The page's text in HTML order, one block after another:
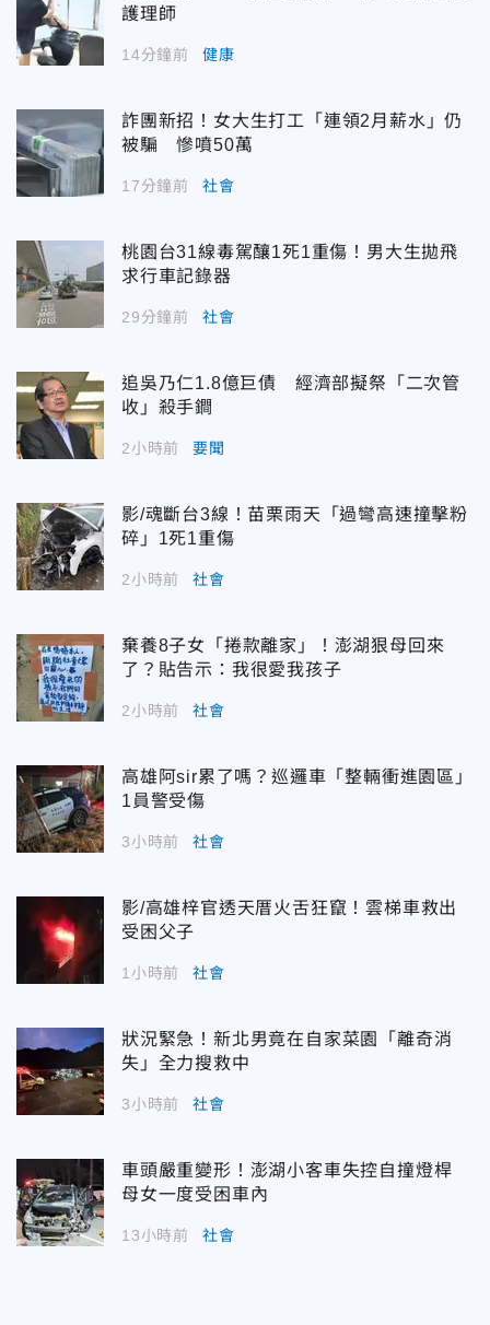
護理師
14分鐘前 健康
詐團新招！女大生打工「連領2月薪水」仍
被騙 慘噴50萬
17分鐘前 社會
桃園台31線毒駕釀1死1重傷！男大生拋飛
求行車記錄器
29分鐘前 社會
追吳乃仁1.8億巨債 經濟部擬祭「二次管
收」殺手鐧
2小時前 要聞
影/魂斷台3線！苗栗雨天「過彎高速撞擊粉
碎」1死1重傷
2小時前 社會
棄養8子女「捲款離家」！澎湖狠母回來
了？貼告示：我很愛我孩子
2小時前 社會
高雄阿sir累了嗎？巡邏車「整輛衝進園區」
1員警受傷
3小時前 社會
影/高雄梓官透天厝火舌狂竄！雲梯車救出
受困父子
1小時前 社會
狀況緊急！新北男竟在自家菜園「離奇消
失」全力搜救中
3小時前 社會
車頭嚴重變形！澎湖小客車失控自撞燈桿
母女一度受困車內
13小時前 社會